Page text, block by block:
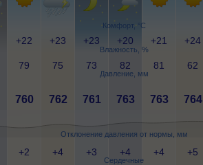
Комфорт, °C
Влажность, %
Давление, мм
Отклонение давления от нормы, мм
Сердечные
+22 +23 +23 +20 +21 +24
79 75 73 82 81 62
760 762 761 763 763 764
+2 +4 +3 +4 +4 +5